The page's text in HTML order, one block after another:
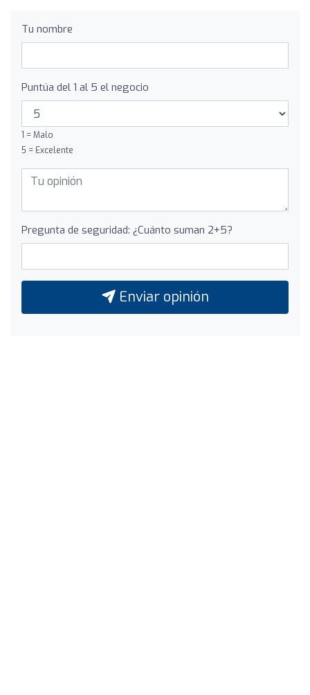
Tu nombre
Puntúa del 1 al 5 el negocio
1 = Malo
5 = Excelente
Pregunta de seguridad: ¿Cuánto suman 2+5?
Enviar opinión